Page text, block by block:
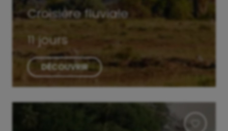
Croisière fluviale
11 jours
DÉCOUVRIR